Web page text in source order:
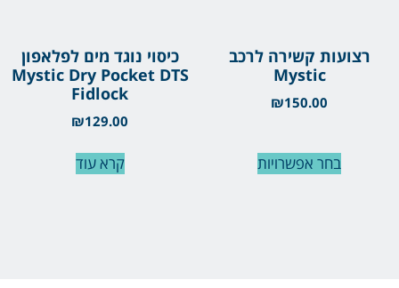
רצועות קשירה לרכב
Mystic
₪150.00
בחר אפשרויות
כיסוי נוגד מים לפלאפון
Mystic Dry Pocket DTS
Fidlock
₪129.00
קרא עוד